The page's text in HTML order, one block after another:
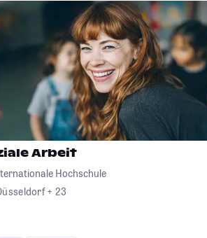
Arbeit
Hochschule
+ 23